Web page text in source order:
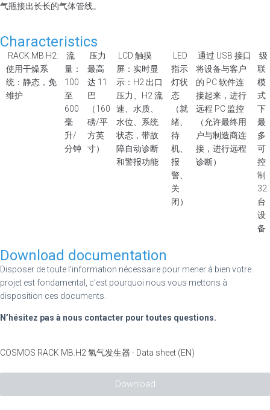
气瓶接出长长的气体管线。
Characteristics
RACK.MB.H2:
使用干燥系
统：静态，免
维护
流
量：
100
至
600
毫
升/
分钟
压力
最高
达 11
巴
（160
磅/平
方英
寸）
LCD 触摸
屏：实时显
示：H2 出口
压力、H2 流
速、水质、
水位、系统
状态，带故
障自动诊断
和警报功能
LED
指示
灯状
态
（就
绪、
待
机、
报
警、
关
闭）
通过 USB 接口
将设备与客户
的 PC 软件连
接起来，进行
远程 PC 监控
（允许最终用
户与制造商连
接，进行远程
诊断）
级
联
模
式
下
最
多
可
控
制
32
台
设
备
Download documentation
Disposer de toute l’information nécessaire pour mener à bien votre
projet est fondamental, c’est pourquoi nous vous mettons à
disposition ces documents.
N’hésitez pas à nous contacter pour toutes questions.
COSMOS RACK MB.H2 氢气发生器 - Data sheet (EN)
Download